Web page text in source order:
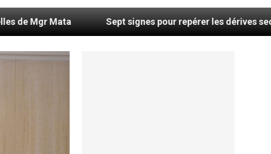
Sept signes pour repérer les dérives sectaires du